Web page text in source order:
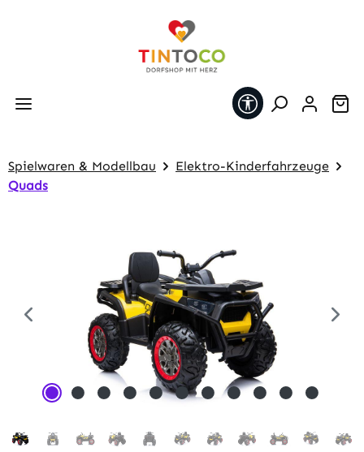
Werkzeugleiste
Spielwaren & Modellbau
Elektro-Kinderfahrzeuge
Quads